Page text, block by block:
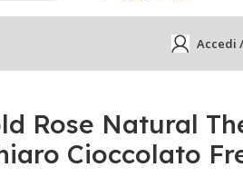
Accedi
Rose Natural
Cioccolato